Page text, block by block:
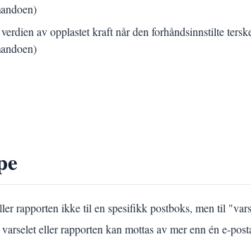
av opplastet kraft når den forhåndsinnstilte
rapporten ikke til en spesifikk postboks, men til
eller rapporten kan mottas av mer enn én e-